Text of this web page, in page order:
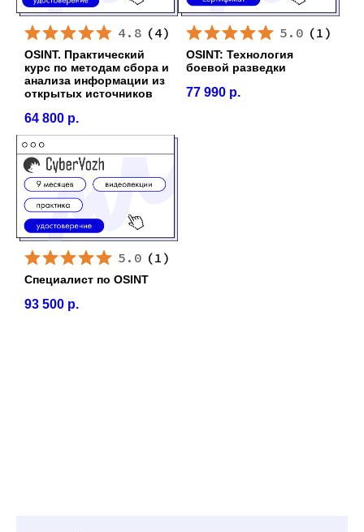
4.8 (4)
OSINT. Практический
курс по методам сбора и
анализа информации из
открытых источников
64 800 р.
5.0 (1 )
OSINT: Технология
боевой разведки
77 990 р.
5.0 (1 )
Специалист по OSINT
93 500 р.